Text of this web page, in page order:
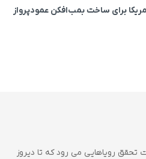
برای ساخت بمب‌افکن عمودپرواز
تحقق رویاهایی می رود که تا دیروز